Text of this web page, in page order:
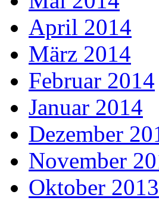
April 2014
März 2014
Februar 2014
Januar 2014
Dezember
November
Oktober 2013